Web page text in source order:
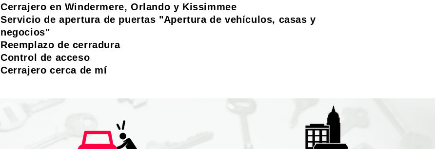
Cerrajero en Windermere, Orlando y Kissimmee
Servicio de apertura de puertas "Apertura de vehículos, casas y
negocios"
Reemplazo de cerradura
Control de acceso
Cerrajero cerca de mí